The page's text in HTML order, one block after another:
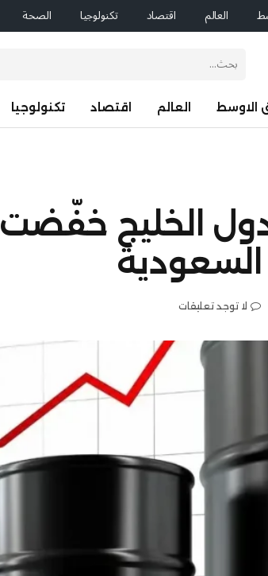
العالم اقتصاد تكنولوجيا الصحة
الاوسط العالم اقتصاد تكنولوجيا
السعودية
لا توجد تعليقات